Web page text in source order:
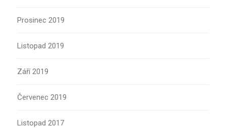
Prosinec 2019
Listopad 2019
Září 2019
Červenec 2019
Listopad 2017